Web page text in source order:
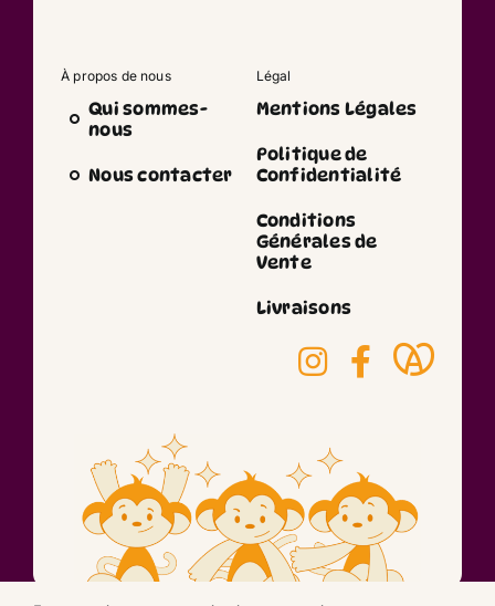
À propos de nous
Qui sommes-
nous
Nous contacter
Légal
Mentions Légales
Politique de
Confidentialité
Conditions
Générales de
Vente
Livraisons